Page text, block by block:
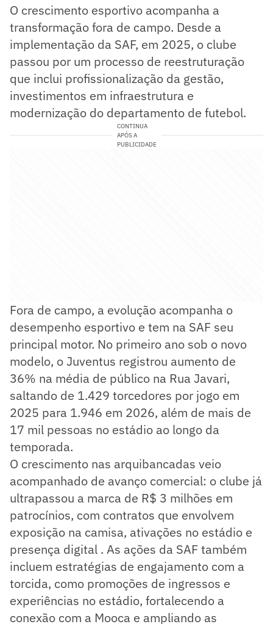
O crescimento esportivo acompanha a
transformação fora de campo. Desde a
implementação da SAF, em 2025, o clube
passou por um processo de reestruturação
que inclui profissionalização da gestão,
investimentos em infraestrutura e
modernização do departamento de futebol.
CONTINUA
APÓS A
PUBLICIDADE
Fora de campo, a evolução acompanha o
desempenho esportivo e tem na SAF seu
principal motor. No primeiro ano sob o novo
modelo, o Juventus registrou aumento de
36% na média de público na Rua Javari,
saltando de 1.429 torcedores por jogo em
2025 para 1.946 em 2026, além de mais de
17 mil pessoas no estádio ao longo da
temporada.
O crescimento nas arquibancadas veio
acompanhado de avanço comercial: o clube já
ultrapassou a marca de R$ 3 milhões em
patrocínios, com contratos que envolvem
exposição na camisa, ativações no estádio e
presença digital . As ações da SAF também
incluem estratégias de engajamento com a
torcida, como promoções de ingressos e
experiências no estádio, fortalecendo a
conexão com a Mooca e ampliando as